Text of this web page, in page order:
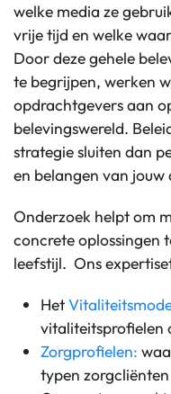
welke media ze
vrije tijd en welke
Door deze gehele
te begrijpen, werken
opdrachtgevers aan
belevingswereld.
strategie sluiten dan
en belangen van jouw
Onderzoek helpt om
concrete oplossingen
leefstijl. Ons
Het
vitaliteitsprofielen
Zorgprofielen:
typen zorgcliënten